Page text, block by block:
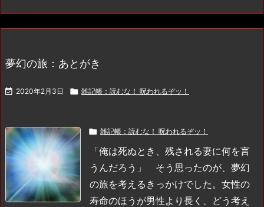
夢幻の旅：あとがき
 2020年2月3日  雑記帳：読むな！ 呪われるぞッ！
 雑記帳：読むな！ 呪われるぞッ！
「俺は死ぬとき、残される妻に何を言
うんだろう」
そう思ったのが、夢幻
の旅を考えるきっかけでした。女性の
寿命のほうが男性より長く、どう考え